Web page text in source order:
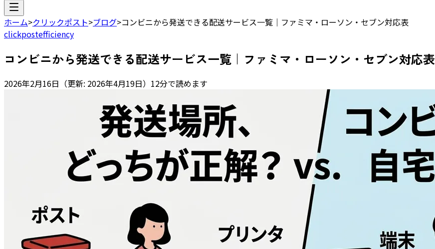
ホーム>クリックポスト>ブログ>コンビニから発送できる配送サービス一覧｜ファミマ・ローソン・セブン対応表
clickpostefficiency
コンビニから発送できる配送サービス一覧｜ファミマ・ローソン・セブン対応表
2026年2月16日 （更新: 2026年4月19日） 12分で読めます